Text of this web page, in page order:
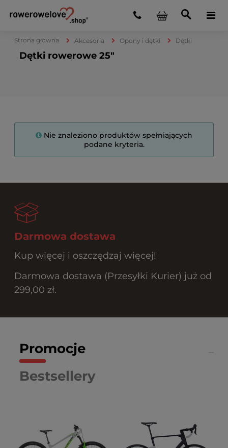
Strona główna Akcesoria Opony i dętki Dętki
Dętki rowerowe 25"
Nie znaleziono produktów spełniających
podane kryteria.
Darmowa dostawa
Kup więcej i oszczędzaj więcej!
Darmowa dostawa (Przesyłki Kurier) już od
299,00 zł.
Promocje
Bestsellery